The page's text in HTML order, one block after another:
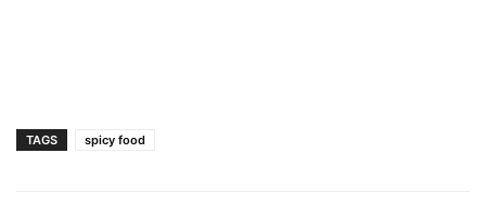
TAGS spicy food